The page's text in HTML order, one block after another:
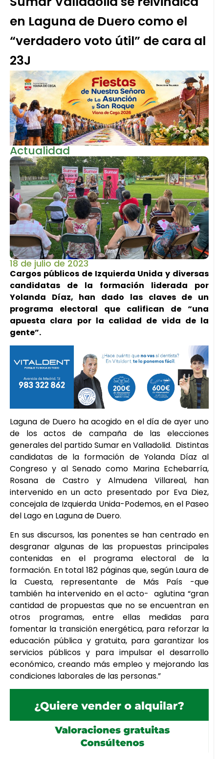
en Laguna de Duero como el
“verdadero voto útil” de cara al
23J
Actualidad
18 de julio de 2023
Cargos públicos de Izquierda Unida y diversas
candidatas de la formación liderada por
Yolanda Díaz, han dado las claves de un
programa electoral que califican de “una
apuesta clara por la calidad de vida de la
gente”.
Laguna de Duero ha acogido en el día de ayer uno
de los actos de campaña de las elecciones
generales del partido Sumar en Valladolid. Distintas
candidatas de la formación de Yolanda Díaz al
Congreso y al Senado como Marina Echebarría,
Rosana de Castro y Almudena Villareal, han
intervenido en un acto presentado por Eva Diez,
concejala de Izquierda Unida-Podemos, en el Paseo
del Lago en Laguna de Duero.
En sus discursos, las ponentes se han centrado en
desgranar algunas de las propuestas principales
contenidas en el programa electoral de la
formación. En total 182 páginas que, según Laura de
la Cuesta, representante de Más País -que
también ha intervenido en el acto- aglutina “gran
cantidad de propuestas que no se encuentran en
otros programas, entre ellas medidas para
fomentar la transición energética, para reforzar la
educación pública y gratuita, para garantizar los
servicios públicos y para impulsar el desarrollo
económico, creando más empleo y mejorando las
condiciones laborales de las personas.”